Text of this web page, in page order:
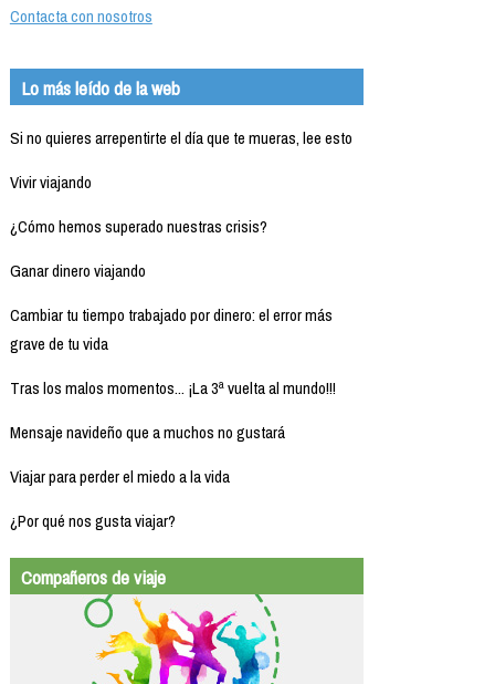
Contacta con nosotros
Lo más leído de la web
Si no quieres arrepentirte el día que te mueras, lee esto
Vivir viajando
¿Cómo hemos superado nuestras crisis?
Ganar dinero viajando
Cambiar tu tiempo trabajado por dinero: el error más
grave de tu vida
Tras los malos momentos... ¡La 3ª vuelta al mundo!!!
Mensaje navideño que a muchos no gustará
Viajar para perder el miedo a la vida
¿Por qué nos gusta viajar?
Compañeros de viaje